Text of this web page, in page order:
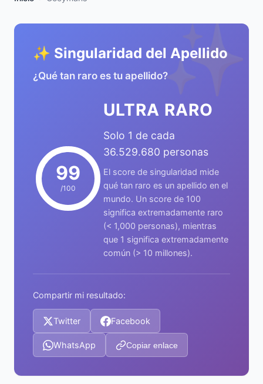
✨
✨ Singularidad del Apellido
¿Qué tan raro es tu apellido?
99
/100
ULTRA RARO
Solo 1 de cada
36.529.680 personas
El score de singularidad mide
qué tan raro es un apellido en el
mundo. Un score de 100
significa extremadamente raro
(< 1,000 personas), mientras
que 1 significa extremadamente
común (> 10 millones).
Compartir mi resultado:
Twitter Facebook
WhatsApp Copiar enlace